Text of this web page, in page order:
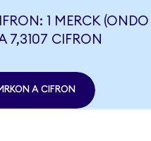
1 MERCK (ONDO
7,3107 CIFRON
A CIFRON